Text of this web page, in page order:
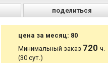
поделиться
цена за месяц: 80
Минимальный заказ 720ч.
(30 сут.)